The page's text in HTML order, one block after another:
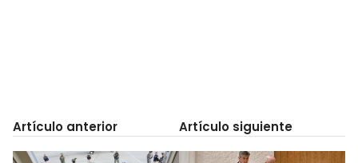
Artículo anterior Artículo siguiente